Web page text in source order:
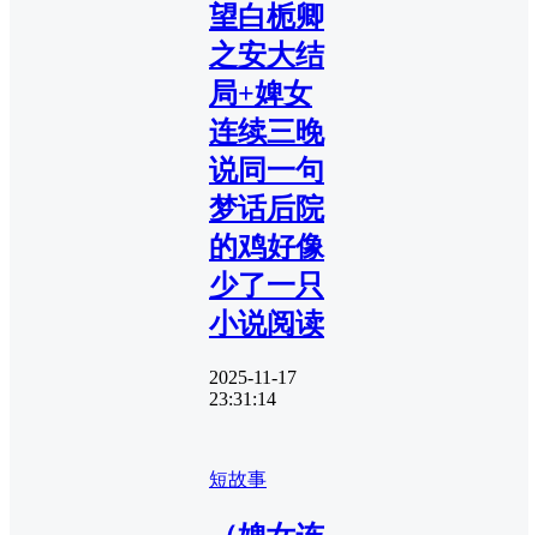
望白栀卿
之安大结
局+婢女
连续三晚
说同一句
梦话后院
的鸡好像
少了一只
小说阅读
2025-11-17
23:31:14
短故事